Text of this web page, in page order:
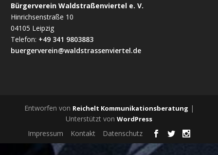
Bürgerverein Waldstraßenviertel e. V.
Hinrichsenstraße 10
04105 Leipzig
Telefon: +49 341 9803883
buergerverein@waldstrassenviertel.de
Entworfen von Reichelt Kommunikationsberatung |
Unterstützt von WordPress
Impressum Kontakt Datenschutz